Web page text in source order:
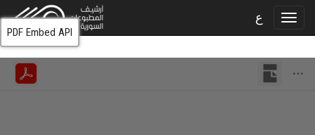
ع
PDF Embed API